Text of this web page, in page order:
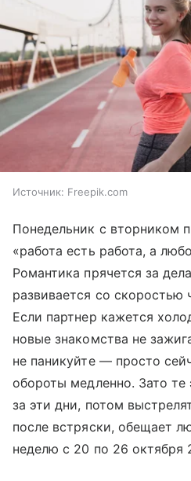
Источник: Freepik.com
Понедельник с вторником
«работа есть работа, а
Романтика прячется за
развивается со скоростью
Если партнер кажется
новые знакомства не
не паникуйте — просто
обороты медленно. Зато те
за эти дни, потом
после встряски, обещает
неделю с 20 по 26 октября